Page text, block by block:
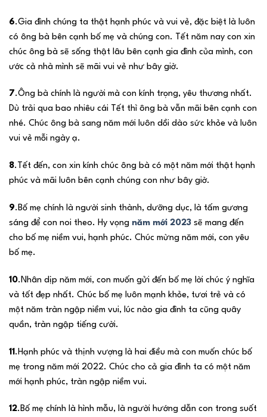
6.Gia đình chúng ta thật hạnh phúc và vui vẻ, đặc biệt là luôn
có ông bà bên cạnh bố mẹ và chúng con. Tết năm nay con xin
chúc ông bà sẽ sống thật lâu bên cạnh gia đình của mình, con
ước cả nhà mình sẽ mãi vui vẻ như bây giờ.
7.Ông bà chính là người mà con kính trọng, yêu thương nhất.
Dù trải qua bao nhiêu cái Tết thì ông bà vẫn mãi bên cạnh con
nhé. Chúc ông bà sang năm mới luôn dồi dào sức khỏe và luôn
vui vẻ mỗi ngày ạ.
8.Tết đến, con xin kính chúc ông bà có một năm mới thật hạnh
phúc và mãi luôn bên cạnh chúng con như bây giờ.
9.Bố mẹ chính là người sinh thành, dưỡng dục, là tấm gương
sáng để con noi theo. Hy vọng năm mới 2023 sẽ mang đến
cho bố mẹ niềm vui, hạnh phúc. Chúc mừng năm mới, con yêu
bố mẹ.
10.Nhân dịp năm mới, con muốn gửi đến bố mẹ lời chúc ý nghĩa
và tốt đẹp nhất. Chúc bố mẹ luôn mạnh khỏe, tươi trẻ và có
một năm tràn ngập niềm vui, lúc nào gia đình ta cũng quây
quần, tràn ngập tiếng cười.
11 .Hạnh phúc và thịnh vượng là hai điều mà con muốn chúc bố
mẹ trong năm mới 2022. Chúc cho cả gia đình ta có một năm
mới hạnh phúc, tràn ngập niềm vui.
12.Bố mẹ chính là hình mẫu, là người hướng dẫn con trong suốt